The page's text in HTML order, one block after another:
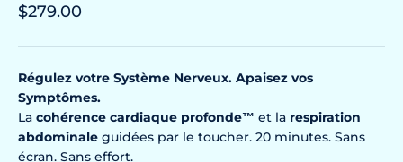
Prix de vente
$279.00
Régulez votre Système Nerveux. Apaisez vos
Symptômes.
La cohérence cardiaque profonde™ et la respiration
abdominale guidées par le toucher. 20 minutes. Sans
écran. Sans effort.